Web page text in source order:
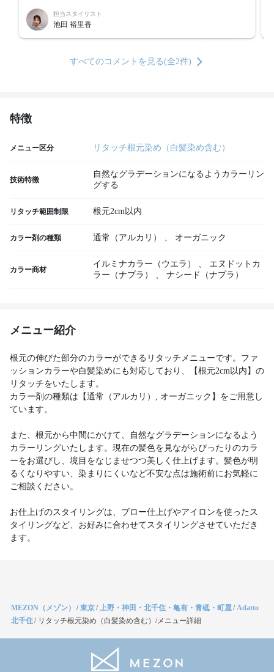
担当スタイリスト
池田 裕里香
すべてのコメントを見る(全2件)
特徴
メニュー区分 リタッチ根元染め（白髪染め含む）
技術特徴
自然なグラデーションになるようカラーリン
グする
リタッチ範囲制限 根元2cm以内
カラー剤の種類 通常（アルカリ） 、 オーガニック
カラー商材
イルミナカラー（ウエラ） 、
エヌドットカ
ラー（ナプラ）
、 ナシード（ナプラ）
メニュー紹介
根元の伸びた部分のカラーができるリタッチメニューです。ファ
ッションカラーや白髪染めにも対応しており、【根元2cm以内】の
リタッチをいたします。
カラー剤の種類は【通常（アルカリ）, オーガニック】をご用意し
ています。
また、根元から中間にかけて、自然なグラデーションになるよう
カラーリングいたします。現在の髪色を見ながらぴったりのカラ
ーをお選びし、境目をなじませつつ美しく仕上げます。髪色が明
るくなりやすい、染まりにくいなど不安な点は施術前にお気軽に
ご相談ください。
お仕上げのスタイリングは、ブロー仕上げやアイロンを使ったス
タイリングなど、お好みに合わせてスタイリングさせていただき
ます。
MEZON（メゾン） /東京/上野・神田・北千住・亀有・青砥・町屋/Adatto
北千住/ リタッチ根元染め（白髪染め含む）/メニュー詳細